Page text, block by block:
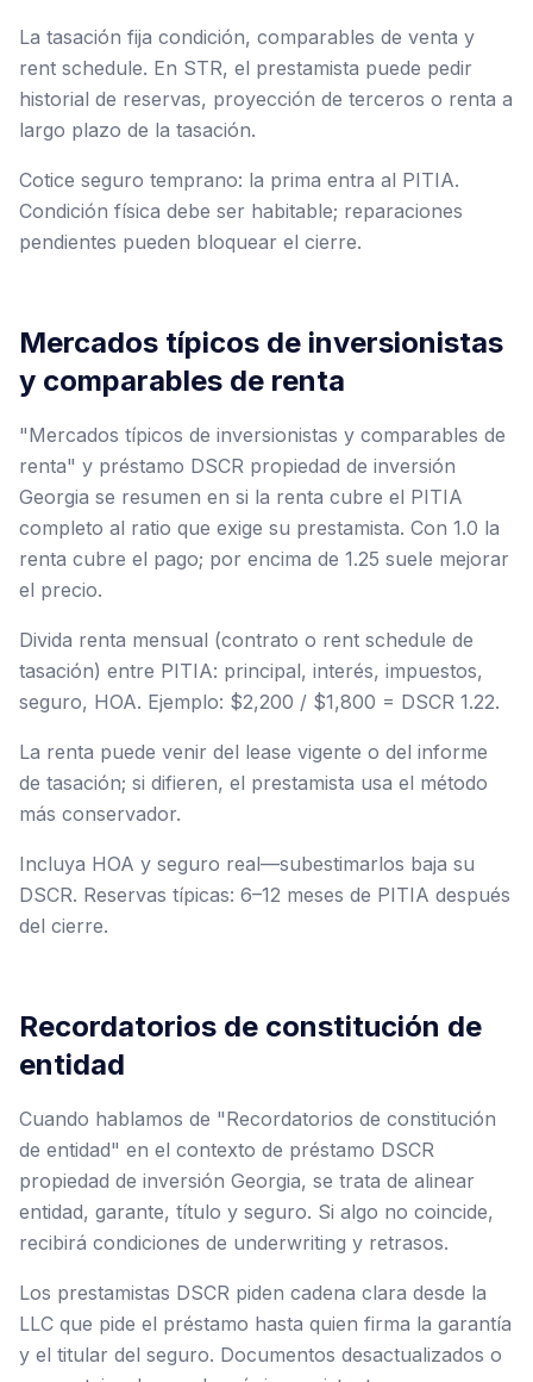
La tasación fija condición, comparables de venta y
rent schedule. En STR, el prestamista puede pedir
historial de reservas, proyección de terceros o renta a
largo plazo de la tasación.
Cotice seguro temprano: la prima entra al PITIA.
Condición física debe ser habitable; reparaciones
pendientes pueden bloquear el cierre.
Mercados típicos de inversionistas
y comparables de renta
"Mercados típicos de inversionistas y comparables de
renta" y préstamo DSCR propiedad de inversión
Georgia se resumen en si la renta cubre el PITIA
completo al ratio que exige su prestamista. Con 1.0 la
renta cubre el pago; por encima de 1.25 suele mejorar
el precio.
Divida renta mensual (contrato o rent schedule de
tasación) entre PITIA: principal, interés, impuestos,
seguro, HOA. Ejemplo: $2,200 / $1,800 = DSCR 1.22.
La renta puede venir del lease vigente o del informe
de tasación; si difieren, el prestamista usa el método
más conservador.
Incluya HOA y seguro real—subestimarlos baja su
DSCR. Reservas típicas: 6–12 meses de PITIA después
del cierre.
Recordatorios de constitución de
entidad
Cuando hablamos de "Recordatorios de constitución
de entidad" en el contexto de préstamo DSCR
propiedad de inversión Georgia, se trata de alinear
entidad, garante, título y seguro. Si algo no coincide,
recibirá condiciones de underwriting y retrasos.
Los prestamistas DSCR piden cadena clara desde la
LLC que pide el préstamo hasta quien firma la garantía
y el titular del seguro. Documentos desactualizados o